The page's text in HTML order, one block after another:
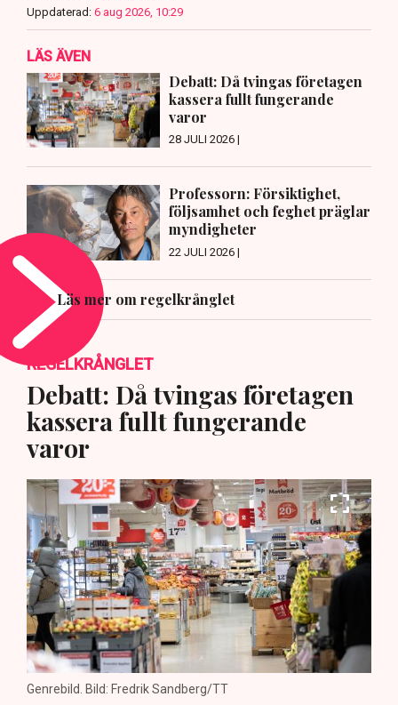
Uppdaterad: 6 aug 2026, 10:29
LÄS ÄVEN
Debatt: Då tvingas företagen
kassera fullt fungerande
varor
28 JULI 2026 |
Professorn: Försiktighet,
följsamhet och feghet präglar
myndigheter
22 JULI 2026 |
Läs mer om regelkrånglet
REGELKRÅNGLET
Debatt: Då tvingas företagen
kassera fullt fungerande
varor
Genrebild. Bild: Fredrik Sandberg/TT